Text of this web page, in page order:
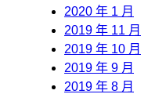
2020 年 1 月
2019 年 11 月
2019 年 10 月
2019 年 9 月
2019 年 8 月